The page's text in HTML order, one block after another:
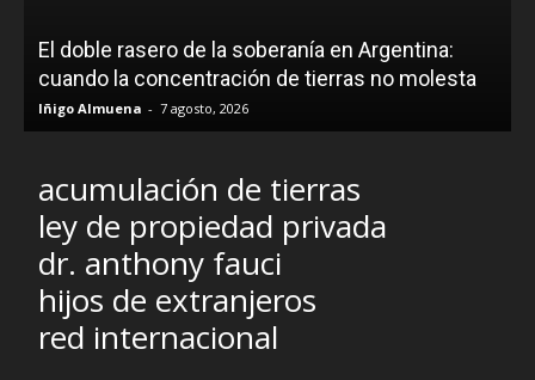
El doble rasero de la soberanía en Argentina:
cuando la concentración de tierras no molesta
Iñigo Almuena - 7 agosto, 2026
acumulación de tierras
ley de propiedad privada
dr. anthony fauci
hijos de extranjeros
red internacional